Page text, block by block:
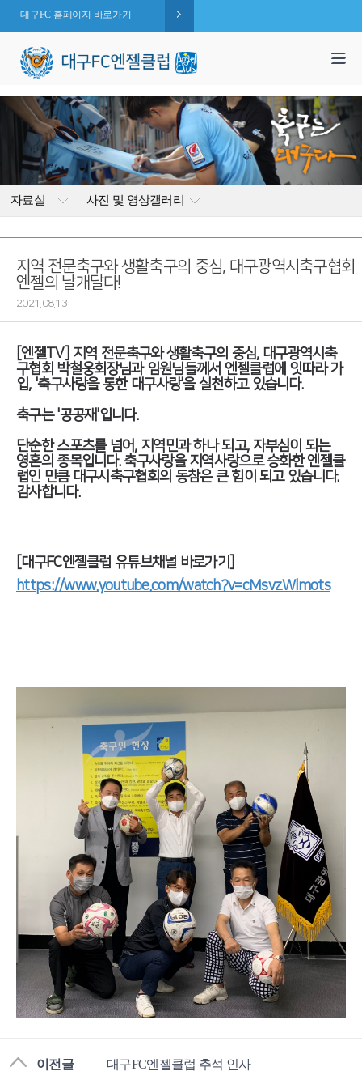
대구FC 홈페이지 바로가기
자료실 사진 및 영상갤러리
지역 전문축구와 생활축구의 중심, 대구광역시축구협회
엔젤의 날개달다!
2021.08.13
[엔젤TV] 지역 전문축구와 생활축구의 중심, 대구광역시축
구협회 박철웅회장님과 임원님들께서 엔젤클럽에 잇따라 가
입, '축구사랑을 통한 대구사랑'을 실천하고 있습니다.
축구는 '공공재'입니다.
단순한 스포츠를 넘어, 지역민과 하나 되고, 자부심이 되는
영혼의 종목입니다. 축구사랑을 지역사랑으로 승화한 엔젤클
럽인 만큼 대구시축구협회의 동참은 큰 힘이 되고 있습니다.
감사합니다.
[대구FC엔젤클럽 유튜브채널 바로가기]
https://www.youtube.com/watch?v=cMsvzWlmots
이전글 대구FC엔젤클럽 추석 인사